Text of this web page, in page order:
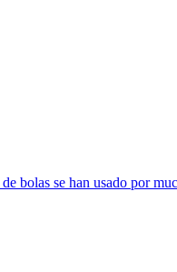
bolas se han usado por